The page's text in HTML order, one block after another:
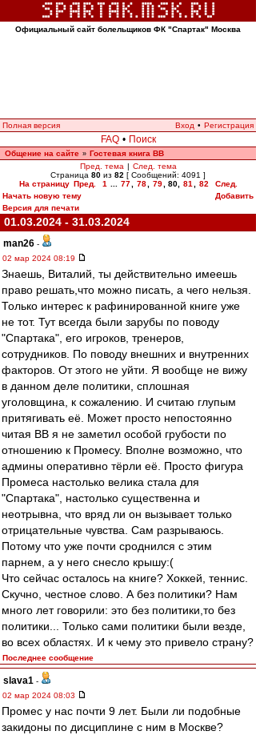
Официальный сайт болельщиков ФК "Спартак" Москва
Полная версия Вход • Регистрация
FAQ • Поиск
Общение на сайте » Гостевая книга ВВ
Пред. тема | След. тема
Страница 80 из 82 [ Сообщений: 4091 ]
На страницу Пред. 1 77 78 79 80, 81 82
След.
Начать новую тему
Добавить
Версия для печати
01.03.2024 - 31.03.2024
man26 -
02 мар 2024 08:19
Знаешь, Виталий, ты действительно имеешь
право решать,что можно писать, а чего нельзя.
Только интерес к рафинированной книге уже
не тот. Тут всегда были зарубы по поводу
"Спартака", его игроков, тренеров,
сотрудников. По поводу внешних и внутренних
факторов. От этого не уйти. Я вообще не вижу
в данном деле политики, сплошная
уголовщина, к сожалению. И считаю глупым
притягивать её. Может просто непостоянно
читая ВВ я не заметил особой грубости по
отношению к Промесу. Вполне возможно, что
админы оперативно тёрли её. Просто фигура
Промеса настолько велика стала для
"Спартака", настолько существенна и
неотрывна, что вряд ли он вызывает только
отрицательные чувства. Сам разрываюсь.
Потому что уже почти сроднился с этим
парнем, а у него снесло крышу:(
Что сейчас осталось на книге? Хоккей, теннис.
Скучно, честное слово. А без политики? Нам
много лет говорили: это без политики,то без
политики... Только сами политики были везде,
во всех областях. И к чему это привело страну?
Последнее сообщение
slava1 -
02 мар 2024 08:03
Промес у нас почти 9 лет. Были ли подобные
закидоны по дисциплине с ним в Москве?